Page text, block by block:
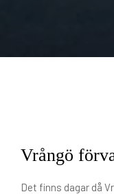
Vrångö
Det finns dagar då